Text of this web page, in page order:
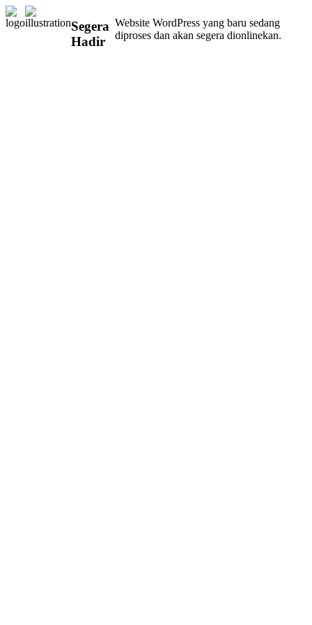
Segera
Hadir
Website WordPress yang baru sedang
diproses dan akan segera dionlinekan.